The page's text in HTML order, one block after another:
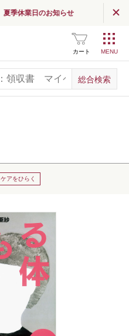
夏季休業日のお知らせ
カート
ケアをひらく